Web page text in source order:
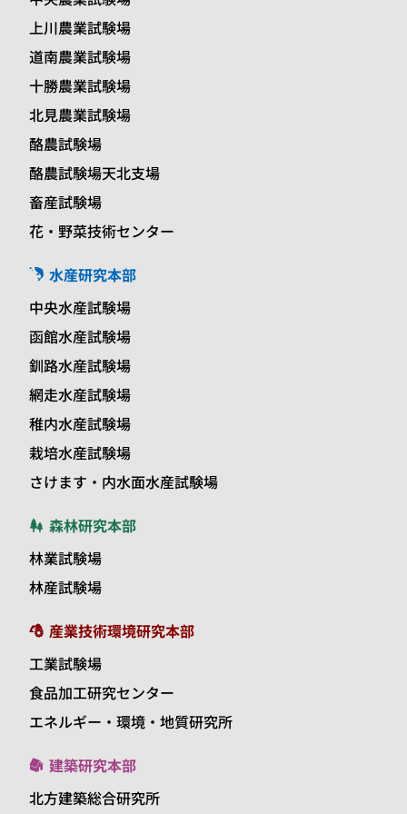
上川農業試験場
道南農業試験場
十勝農業試験場
北見農業試験場
酪農試験場
酪農試験場天北支場
畜産試験場
花・野菜技術センター
水産研究本部
中央水産試験場
函館水産試験場
釧路水産試験場
網走水産試験場
稚内水産試験場
栽培水産試験場
さけます・内水面水産試験場
森林研究本部
林業試験場
林産試験場
産業技術環境研究本部
工業試験場
食品加工研究センター
エネルギー・環境・地質研究所
建築研究本部
北方建築総合研究所